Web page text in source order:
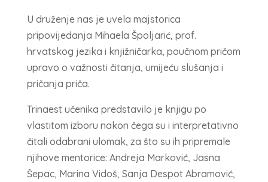
U druženje nas je uvela majstorica
pripovijedanja Mihaela Špoljarić, prof.
hrvatskog jezika i knjižničarka, poučnom pričom
upravo o važnosti čitanja, umijeću slušanja i
pričanja priča.
Trinaest učenika predstavilo je knjigu po
vlastitom izboru nakon čega su i interpretativno
čitali odabrani ulomak, za što su ih pripremale
njihove mentorice: Andreja Marković, Jasna
Šepac, Marina Vidoš, Sanja Despot Abramović,